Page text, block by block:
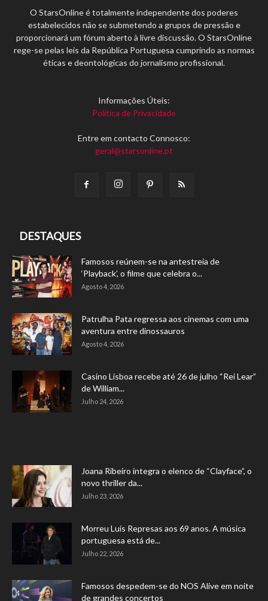
O StarsOnline é totalmente independente dos poderes
estabelecidos não se submetendo a grupos de pressão e
proporcionará um fórum aberto à livre discussão. O StarsOnline
rege-se pelas leis da República Portuguesa cumprindo as normas
éticas e deontológicas do jornalismo profissional.
Informações Úteis:
Política de Privacidade
Entre em contacto Connosco:
geral@starsonline.pt
DESTAQUES
Famosos reúnem-se na antestreia de
‘Playback’, o filme que celebra o...
Agosto 4, 2026
Patrulha Pata regressa aos cinemas com uma
aventura entre dinossauros
Agosto 4, 2026
Casino Lisboa recebe até 26 de julho “Rei Lear”
de William...
Julho 24, 2026
Joana Ribeiro integra o elenco de “Clayface”, o
novo thriller da...
Julho 23, 2026
Morreu Luís Represas aos 69 anos. A música
portuguesa está de...
Julho 22, 2026
Famosos despedem-se do NOS Alive em noite
de grandes concertos